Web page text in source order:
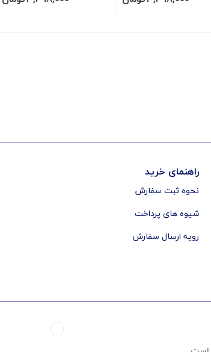
راهنمای خرید
نحوه ثبت سفارش
شیوه های پرداخت
رویه ارسال سفارش